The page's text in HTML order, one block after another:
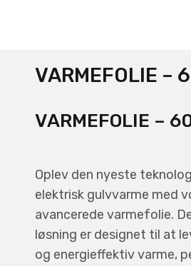
VARMEFOLIE –
VARMEFOLIE –
Oplev den nyeste
elektrisk gulvvarme med
avancerede varmefolie.
løsning er designet til at
og energieffektiv varme,